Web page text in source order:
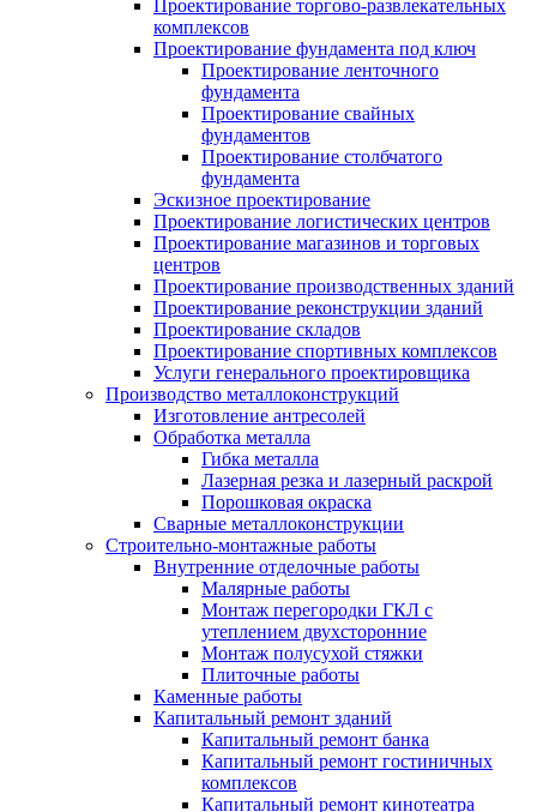
Проектирование торгово-развлекательных
комплексов
Проектирование фундамента под ключ
Проектирование ленточного
фундамента
Проектирование свайных
фундаментов
Проектирование столбчатого
фундамента
Эскизное проектирование
Проектирование логистических центров
Проектирование магазинов и торговых
центров
Проектирование производственных зданий
Проектирование реконструкции зданий
Проектирование складов
Проектирование спортивных комплексов
Услуги генерального проектировщика
Производство металлоконструкций
Изготовление антресолей
Обработка металла
Гибка металла
Лазерная резка и лазерный раскрой
Порошковая окраска
Сварные металлоконструкции
Строительно-монтажные работы
Внутренние отделочные работы
Малярные работы
Монтаж перегородки ГКЛ с
утеплением двухсторонние
Монтаж полусухой стяжки
Плиточные работы
Каменные работы
Капитальный ремонт зданий
Капитальный ремонт банка
Капитальный ремонт гостиничных
комплексов
Капитальный ремонт кинотеатра